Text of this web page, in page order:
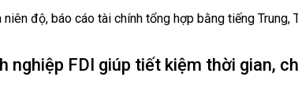
độ, báo cáo tài chính tổng hợp bằng tiếng Trung,
nghiệp FDI giúp tiết kiệm thời gian,